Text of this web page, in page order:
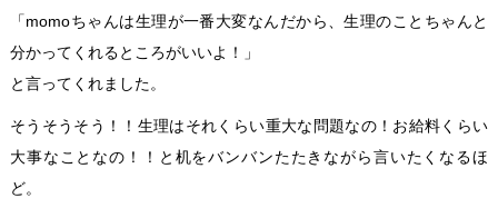
「momoちゃんは生理が一番大変なんだから、生理のことちゃんと
分かってくれるところがいいよ！」
と言ってくれました。
そうそうそう！！生理はそれくらい重大な問題なの！お給料くらい
大事なことなの！！と机をバンバンたたきながら言いたくなるほ
ど。